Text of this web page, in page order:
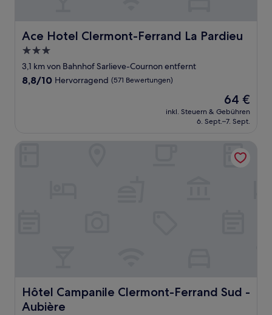
Ace Hotel Clermont-Ferrand La Pardieu
Ace Hotel Clermont-Ferrand La Pardieu
3.0-
Sterne-
Unterkunft
3,1 km von Bahnhof Sarlieve-Cournon entfernt
8.8
8,8/10 Hervorragend (571 Bewertungen)
Der
Preis
beträgt
64 €
inkl. Steuern & Gebühren
6. Sept.–7. Sept.
Hôtel Campanile Clermont-Ferrand Sud -
Aubière
Hôtel Campanile Clermont-Ferrand Sud - Aubière